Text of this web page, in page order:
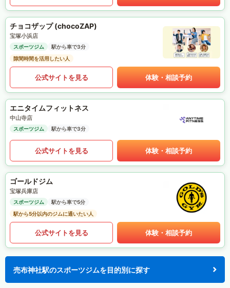
チョコザップ (chocoZAP)
宝塚小浜店
スポーツジム
駅から車で3分
隙間時間を活用したい人
公式サイトを見る 体験・相談予約
エニタイムフィットネス
中山寺店
スポーツジム 駅から車で3分
公式サイトを見る 体験・相談予約
ゴールドジム
宝塚兵庫店
スポーツジム
駅から車で5分
駅から5分以内のジムに通いたい人
公式サイトを見る 体験・相談予約
売布神社駅のスポーツジムを目的別に探す